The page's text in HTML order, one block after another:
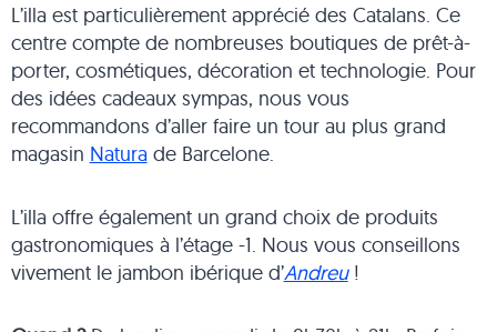
L’illa est particulièrement apprécié des Catalans. Ce
centre compte de nombreuses boutiques de prêt-à-
porter, cosmétiques, décoration et technologie. Pour
des idées cadeaux sympas, nous vous
recommandons d’aller faire un tour au plus grand
magasin Naturade Barcelone.
L’illa offre également un grand choix de produits
gastronomiques à l’étage -1. Nous vous conseillons
vivement le jambon ibérique d’Andreu!